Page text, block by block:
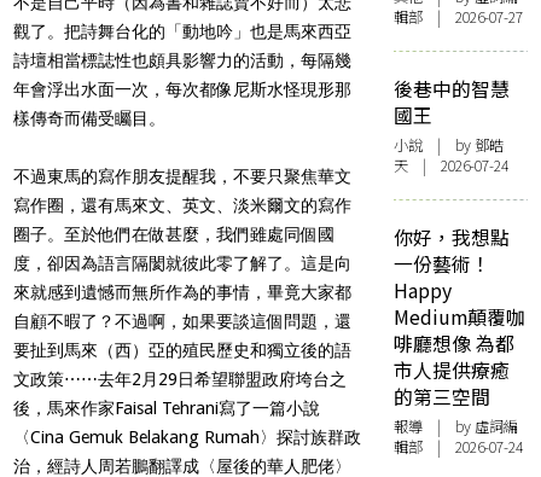
觀了。把詩舞台化的「動地吟」也是馬來西亞
詩壇相當標誌性也頗具影響力的活動，每隔幾
年會浮出水面一次，每次都像尼斯水怪現形那
樣傳奇而備受矚目。
不過東馬的寫作朋友提醒我，不要只聚焦華文
寫作圈，還有馬來文、英文、淡米爾文的寫作
圈子。至於他們在做甚麼，我們雖處同個國
度，卻因為語言隔閡就彼此零了解了。這是向
來就感到遺憾而無所作為的事情，畢竟大家都
自顧不暇了？不過啊，如果要談這個問題，還
要扯到馬來（西）亞的殖民歷史和獨立後的語
文政策⋯⋯去年2月29日希望聯盟政府垮台之
後，馬來作家Faisal Tehrani寫了一篇小說
〈Cina Gemuk Belakang Rumah〉探討族群政
治，經詩人周若鵬翻譯成〈屋後的華人肥佬〉
輯部 | 2026-07-27
後巷中的智慧
國王
小說 | by 鄧皓
天 | 2026-07-24
你好，我想點
一份藝術！
Happy
Medium顛覆咖
啡廳想像 為都
市人提供療癒
的第三空間
報導 | by 虛詞編
輯部 | 2026-07-24